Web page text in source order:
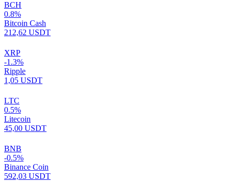
BCH
0.8%
Bitcoin Cash
212,62 USDT
XRP
-1.3%
Ripple
1,05 USDT
LTC
0.5%
Litecoin
45,00 USDT
BNB
-0.5%
Binance Coin
592,03 USDT